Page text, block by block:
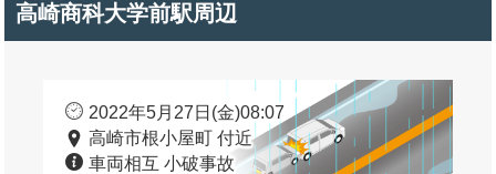
高崎商科大学前駅周辺
2022年5月27日(金)08:07
高崎市根小屋町 付近
車両相互 小破事故